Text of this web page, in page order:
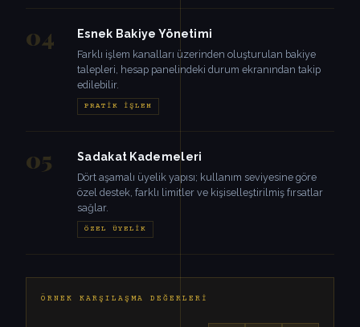
04 Esnek Bakiye Yönetimi
Farklı işlem kanalları üzerinden oluşturulan bakiye
talepleri, hesap panelindeki durum ekranından takip
edilebilir.
PRATIK İŞLEM
05 Sadakat Kademeleri
Dört aşamalı üyelik yapısı; kullanım seviyesine göre
özel destek, farklı limitler ve kişiselleştirilmiş fırsatlar
sağlar.
ÖZEL ÜYELIK
ÖRNEK KARŞILAŞMA DEĞERLERI